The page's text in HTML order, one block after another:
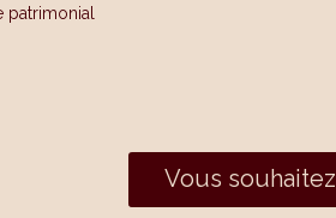
patrimonial
Vous